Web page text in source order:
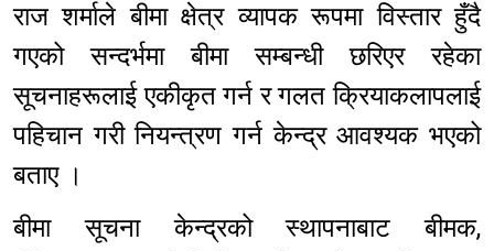
राज शर्माले बीमा क्षेत्र व्यापक रूपमा विस्तार हुँदै
गएको सन्दर्भमा बीमा सम्बन्धी छरिएर रहेका
सूचनाहरूलाई एकीकृत गर्न र गलत क्रियाकलापलाई
पहिचान गरी नियन्त्रण गर्न केन्द्र आवश्यक भएको
बताए ।
बीमा सूचना केन्द्रको स्थापनाबाट बीमक,